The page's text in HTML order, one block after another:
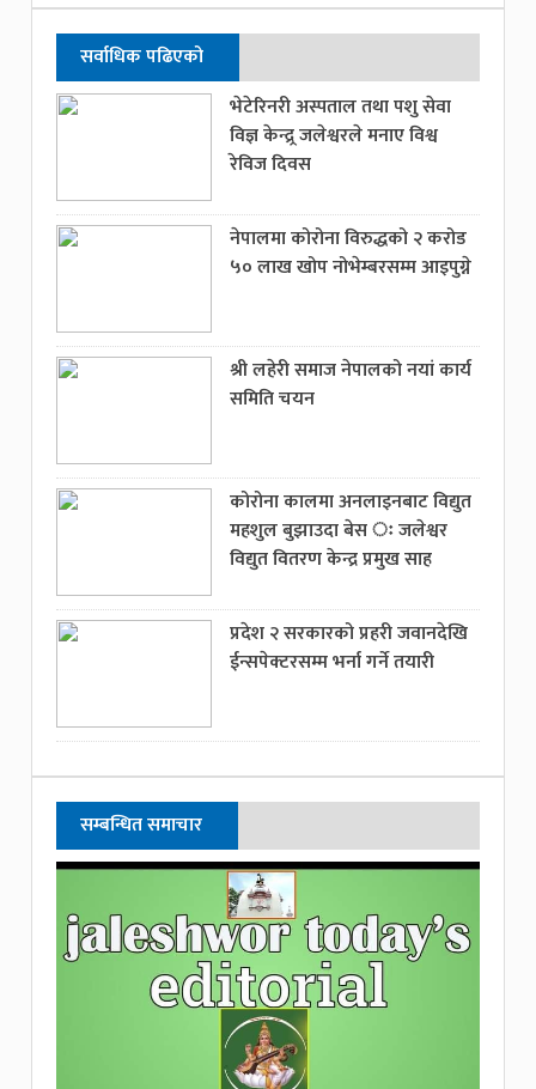
सर्वाधिक पढिएको
भेटेरिनरी अस्पताल तथा पशु सेवा
विज्ञ केन्द्र्र जलेश्वरले मनाए विश्व
रेविज दिवस
नेपालमा कोरोना विरुद्धको २ करोड
५० लाख खोप नोभेम्बरसम्म आइपुग्ने
श्री लहेरी समाज नेपालको नयां कार्य
समिति चयन
कोरोना कालमा अनलाइनबाट विद्युत
महशुल बुझाउदा बेस ः जलेश्वर
विद्युत वितरण केन्द्र प्रमुख साह
प्रदेश २ सरकारको प्रहरी जवानदेखि
ईन्सपेक्टरसम्म भर्ना गर्ने तयारी
सम्बन्धित समाचार